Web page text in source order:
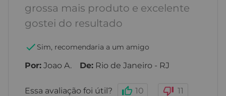
grossa mais produto e excelente
gostei do resultado
Sim, recomendaria a um amigo
Por: Joao A. De: Rio de Janeiro - RJ
Essa avaliação foi útil? 10 11